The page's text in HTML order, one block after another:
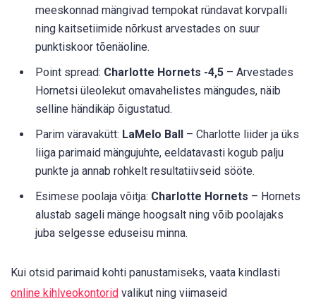
meeskonnad mängivad tempokat ründavat korvpalli
ning kaitsetiimide nõrkust arvestades on suur
punktiskoor tõenäoline.
Point spread: Charlotte Hornets -4,5 – Arvestades
Hornetsi üleolekut omavahelistes mängudes, näib
selline händikäp õigustatud.
Parim väravakütt: LaMelo Ball – Charlotte liider ja üks
liiga parimaid mängujuhte, eeldatavasti kogub palju
punkte ja annab rohkelt resultatiivseid sööte.
Esimese poolaja võitja: Charlotte Hornets – Hornets
alustab sageli mänge hoogsalt ning võib poolajaks
juba selgesse eduseisu minna.
Kui otsid parimaid kohti panustamiseks, vaata kindlasti
online kihlveokontorid valikut ning viimaseid